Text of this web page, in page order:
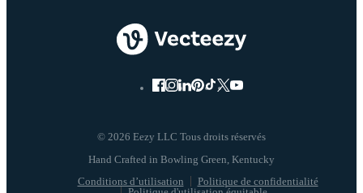
© 2026 Eezy LLC Tous droits réservés
Conditions d’utilisation
Politique de confidentialité